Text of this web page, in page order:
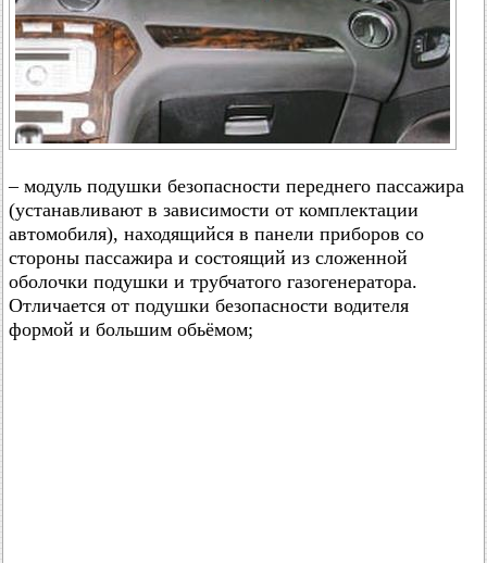
– модуль подушки безопасности переднего пассажира
(устанавливают в зависимости от комплектации
автомобиля), находящийся в панели приборов со
стороны пассажира и состоящий из сложенной
оболочки подушки и трубчатого газогенератора.
Отличается от подушки безопасности водителя
формой и большим обьёмом;